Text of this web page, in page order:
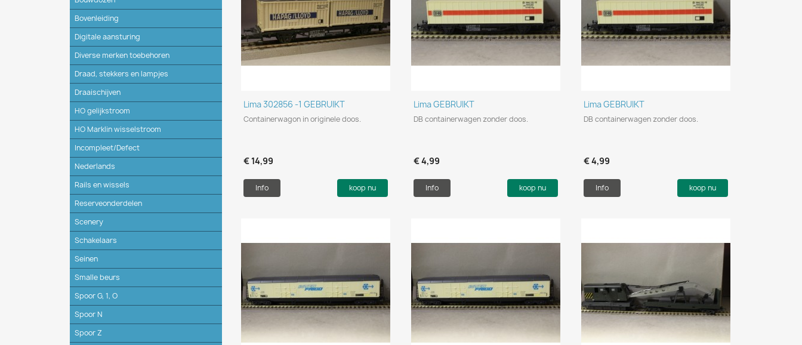
Bovenleiding
Digitale aansturing
Diverse merken toebehoren
Draad, stekkers en lampjes
Draaischijven
HO gelijkstroom
HO Marklin wisselstroom
Incompleet/Defect
Nederlands
Rails en wissels
Reserveonderdelen
Scenery
Schakelaars
Seinen
Smalle beurs
Spoor G, 1, O
Spoor N
Spoor Z
Snel bekijken
Lima 302856 -1 GEBRUIKT
Containerwagon in originele doos.
€ 14,99
Info koop nu
Snel bekijken
Lima GEBRUIKT
DB containerwagen zonder doos.
€ 4,99
Info koop nu
Snel bekijken
Lima GEBRUIKT
DB containerwagen zonder doos.
€ 4,99
Info koop nu